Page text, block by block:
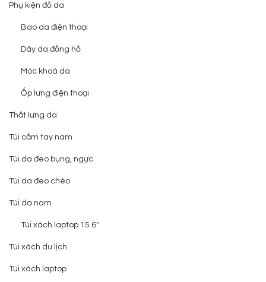
Phụ kiện đồ da
Bao da điện thoại
Dây da đồng hồ
Móc khoá da
Ốp lưng điện thoại
Thắt lưng da
Túi cầm tay nam
Túi da đeo bụng, ngực
Túi da đeo chéo
Túi da nam
Túi xách laptop 15.6''
Túi xách du lịch
Túi xách laptop